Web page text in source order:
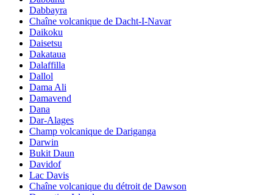
Dabbayra
Chaîne volcanique de Dacht-I-Navar
Daikoku
Daisetsu
Dakataua
Dalaffilla
Dallol
Dama Ali
Damavend
Dana
Dar-Alages
Champ volcanique de Dariganga
Darwin
Bukit Daun
Davidof
Lac Davis
Chaîne volcanique du détroit de Dawson